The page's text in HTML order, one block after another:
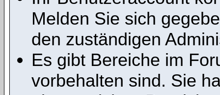
Melden Sie sich
den zuständigen
Es gibt Bereiche im
vorbehalten sind. Sie